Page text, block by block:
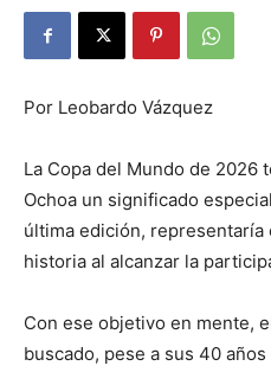
Por Leobardo Vázquez
La Copa del Mundo de 2026
Ochoa un significado
última edición,
historia al alcanzar la
Con ese objetivo en mente,
buscado, pese a sus 40